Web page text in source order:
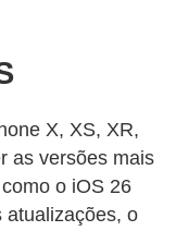
X, XS, XR,
as versões mais
o iOS 26
atualizações, o